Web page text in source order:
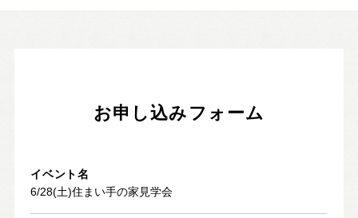
お申し込みフォーム
イベント名